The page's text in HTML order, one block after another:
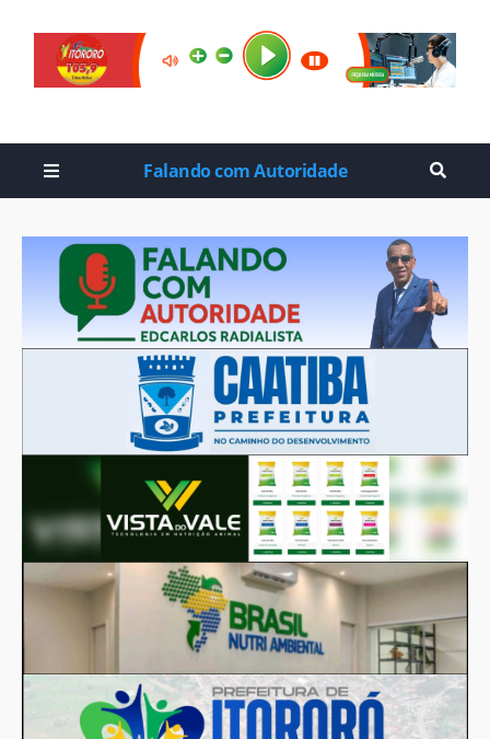
Falando com Autoridade